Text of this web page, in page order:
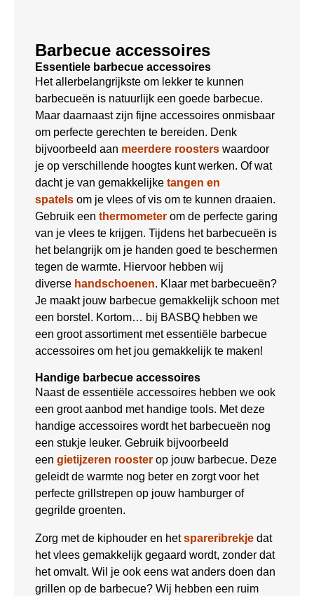
Barbecue accessoires
Essentiele barbecue accessoires
Het allerbelangrijkste om lekker te kunnen
barbecueën is natuurlijk een goede barbecue.
Maar daarnaast zijn fijne accessoires onmisbaar
om perfecte gerechten te bereiden. Denk
bijvoorbeeld aan meerdere roosters waardoor
je op verschillende hoogtes kunt werken. Of wat
dacht je van gemakkelijke tangen en
spatels om je vlees of vis om te kunnen draaien.
Gebruik een thermometer om de perfecte garing
van je vlees te krijgen. Tijdens het barbecueën is
het belangrijk om je handen goed te beschermen
tegen de warmte. Hiervoor hebben wij
diverse handschoenen. Klaar met barbecueën?
Je maakt jouw barbecue gemakkelijk schoon met
een borstel. Kortom… bij BASBQ hebben we
een groot assortiment met essentiële barbecue
accessoires om het jou gemakkelijk te maken!
Handige barbecue accessoires
Naast de essentiële accessoires hebben we ook
een groot aanbod met handige tools. Met deze
handige accessoires wordt het barbecueën nog
een stukje leuker. Gebruik bijvoorbeeld
een gietijzeren rooster op jouw barbecue. Deze
geleidt de warmte nog beter en zorgt voor het
perfecte grillstrepen op jouw hamburger of
gegrilde groenten.
Zorg met de kiphouder en hetspareribrekje dat
het vlees gemakkelijk gegaard wordt, zonder dat
het omvalt. Wil je ook eens wat anders doen dan
grillen op de barbecue? Wij hebben een ruim